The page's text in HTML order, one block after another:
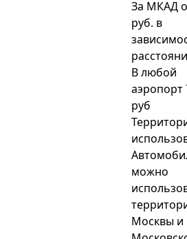
За МКАД
руб. в
В любой
аэропорт
руб
можно
Москвы и